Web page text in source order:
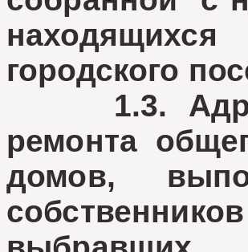
находящихся
городского
1.3.
ремонта
домов,